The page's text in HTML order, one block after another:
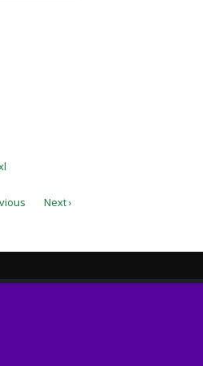
мир -
мир -
мир -
мир.mxl
Next ›